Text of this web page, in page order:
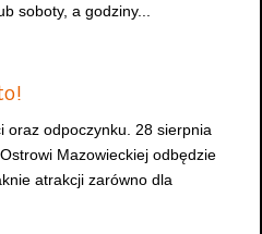
soboty, a godziny...
oraz odpoczynku. 28 sierpnia
Mazowieckiej odbędzie
atrakcji zarówno dla